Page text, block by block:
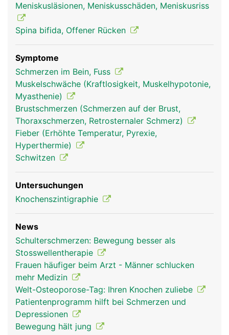
Meniskusläsionen, Meniskusschäden, Meniskusriss
Spina bifida, Offener Rücken
Symptome
Schmerzen im Bein, Fuss
Muskelschwäche (Kraftlosigkeit, Muskelhypotonie,
Myasthenie)
Brustschmerzen (Schmerzen auf der Brust,
Thoraxschmerzen, Retrosternaler Schmerz)
Fieber (Erhöhte Temperatur, Pyrexie,
Hyperthermie)
Schwitzen
Untersuchungen
Knochenszintigraphie
News
Schulterschmerzen: Bewegung besser als
Stosswellentherapie
Frauen häufiger beim Arzt - Männer schlucken
mehr Medizin
Welt-Osteoporose-Tag: Ihren Knochen zuliebe
Patientenprogramm hilft bei Schmerzen und
Depressionen
Bewegung hält jung